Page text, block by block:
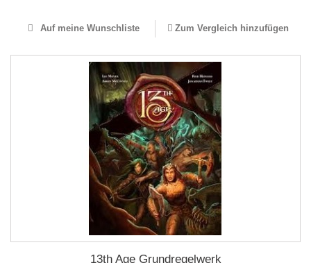
Auf meine Wunschliste Zum Vergleich hinzufügen
13th Age Grundregelwerk